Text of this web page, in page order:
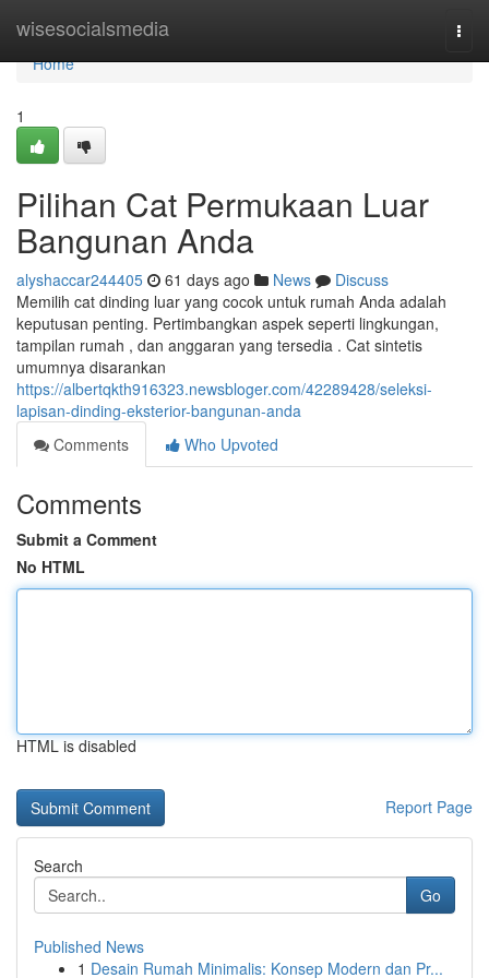
wisesocialsmedia
Home
Home
1
Pilihan Cat Permukaan Luar
Bangunan Anda
alyshaccar244405 61 days ago News
Discuss
Memilih cat dinding luar yang cocok untuk rumah Anda adalah
keputusan penting. Pertimbangkan aspek seperti lingkungan,
tampilan rumah , dan anggaran yang tersedia . Cat sintetis
umumnya disarankan
https://albertqkth916323.newsbloger.com/42289428/seleksi-
lapisan-dinding-eksterior-bangunan-anda
Comments
Who Upvoted
Comments
Submit a Comment
No HTML
HTML is disabled
Report Page
Search
Go
Published News
1 Desain Rumah Minimalis: Konsep Modern dan Pr...